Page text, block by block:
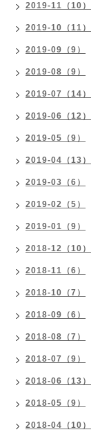
2019-11（10）
2019-10（11）
2019-09（9）
2019-08（9）
2019-07（14）
2019-06（12）
2019-05（9）
2019-04（13）
2019-03（6）
2019-02（5）
2019-01（9）
2018-12（10）
2018-11（6）
2018-10（7）
2018-09（6）
2018-08（7）
2018-07（9）
2018-06（13）
2018-05（9）
2018-04（10）